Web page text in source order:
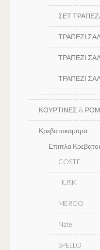
ΣΕΤ
ΤΡΑΠΕΖΙ
ΤΡΑΠΕΖΙ
ΤΡΑΠΕΖΙ
ΚΟΥΡΤΙΝΕΣ &
Κρεβατοκαμαρα
Επιπλα
COSTE
HUSK
MERGO
Nate
SPELLO